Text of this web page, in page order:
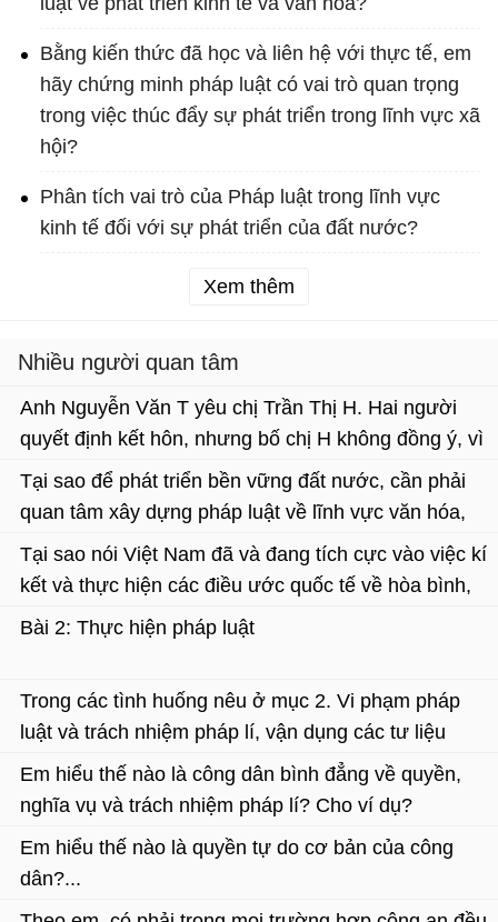
Bằng kiến thức đã học và liên hệ với thực tế, em
hãy chứng minh pháp luật có vai trò quan trọng
trong việc thúc đẩy sự phát triển trong lĩnh vực xã
hội?
Phân tích vai trò của Pháp luật trong lĩnh vực
kinh tế đối với sự phát triển của đất nước?
Xem thêm
Nhiều người quan tâm
Anh Nguyễn Văn T yêu chị Trần Thị H. Hai người
quyết định kết hôn, nhưng bố chị H không đồng ý, vì
anh T và chị H không cùng đạo. Cho biết ý kiến của
em về việc này.
Tại sao để phát triển bền vững đất nước, cần phải
quan tâm xây dựng pháp luật về lĩnh vực văn hóa,
xã hội?
Tại sao nói Việt Nam đã và đang tích cực vào việc kí
kết và thực hiện các điều ước quốc tế về hòa bình,
hữu nghị và hợp tác với các nước trong khu vực và
Bài 2: Thực hiện pháp luật
Trong các tình huống nêu ở mục 2. Vi phạm pháp
luật và trách nhiệm pháp lí, vận dụng các tư liệu
trong bài, em hãy phân tích các vi phạm của bạn A
và vi phạm của bố bạn A. Với các vi phạm của mỗi
nào?
Em hiểu thế nào là công dân bình đẳng về quyền,
nghĩa vụ và trách nhiệm pháp lí? Cho ví dụ?
Em hiểu thế nào là quyền tự do cơ bản của công
dân?...